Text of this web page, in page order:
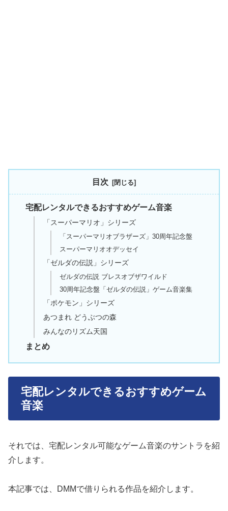
目次
宅配レンタルできるおすすめゲーム音楽
「スーパーマリオ」シリーズ
「スーパーマリオブラザーズ」30周年記念盤
スーパーマリオオデッセイ
「ゼルダの伝説」シリーズ
ゼルダの伝説 ブレスオブザワイルド
30周年記念盤「ゼルダの伝説」ゲーム音楽集
「ポケモン」シリーズ
あつまれ どうぶつの森
みんなのリズム天国
まとめ
宅配レンタルできるおすすめゲーム
音楽
それでは、宅配レンタル可能なゲーム音楽のサントラを紹
介します。
本記事では、DMMで借りられる作品を紹介します。